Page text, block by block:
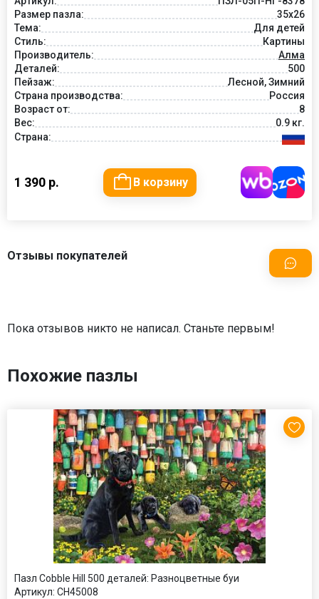
Размер пазла:
35х26
Тема:
Для детей
Стиль:
Картины
Производитель:
Алма
Деталей:
500
Пейзаж:
Лесной, Зимний
Страна производства:
Россия
Возраст от:
8
Вес:
0.9 кг.
Страна:
1 390 р. В корзину
Отзывы покупателей
Пока отзывов никто не написал. Станьте первым!
Похожие пазлы
Пазл Cobble Hill 500 деталей: Разноцветные буи
Артикул: CH45008